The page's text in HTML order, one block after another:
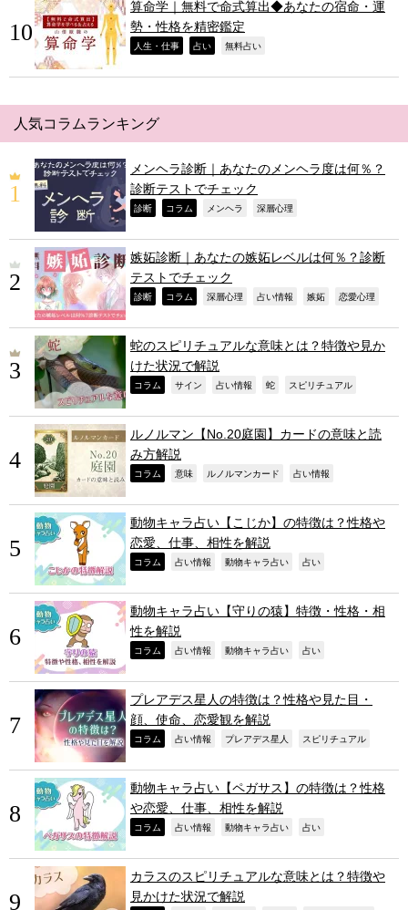
算命学｜無料で命式算出◆あなたの宿命・運
勢・性格を精密鑑定
人生・仕事 占い 無料占い
人気コラムランキング
メンヘラ診断｜あなたのメンヘラ度は何％？
診断テストでチェック
診断 コラム メンヘラ 深層心理
嫉妬診断｜あなたの嫉妬レベルは何％？診断
テストでチェック
診断 コラム 深層心理 占い情報 嫉妬 恋愛心理
蛇のスピリチュアルな意味とは？特徴や見か
けた状況で解説
コラム サイン 占い情報 蛇 スピリチュアル
ルノルマン【No.20庭園】カードの意味と読
み方解説
コラム 意味 ルノルマンカード 占い情報
動物キャラ占い【こじか】の特徴は？性格や
恋愛、仕事、相性を解説
コラム 占い情報 動物キャラ占い 占い
動物キャラ占い【守りの猿】特徴・性格・相
性を解説
コラム 占い情報 動物キャラ占い 占い
プレアデス星人の特徴は？性格や見た目・
顔、使命、恋愛観を解説
コラム 占い情報 プレアデス星人 スピリチュアル
動物キャラ占い【ペガサス】の特徴は？性格
や恋愛、仕事、相性を解説
コラム 占い情報 動物キャラ占い 占い
カラスのスピリチュアルな意味とは？特徴や
見かけた状況で解説